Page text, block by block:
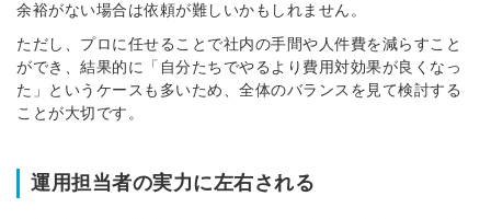
余裕がない場合は依頼が難しいかもしれません。
ただし、プロに任せることで社内の手間や人件費を減らすこと
ができ、結果的に「自分たちでやるより費用対効果が良くなっ
た」というケースも多いため、全体のバランスを見て検討する
ことが大切です。
運用担当者の実力に左右される